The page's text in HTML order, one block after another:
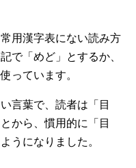
用漢字表にない読み方
で「めど」とするか、
っています。
言葉で、読者は「目
から、慣用的に「目
うになりました。